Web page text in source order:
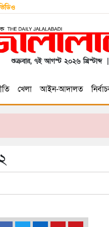
শুক্রবার, ৭ই আগস্ট ২০২৬ খ্রিস্টাব্দ
খেলা আইন-আদালত